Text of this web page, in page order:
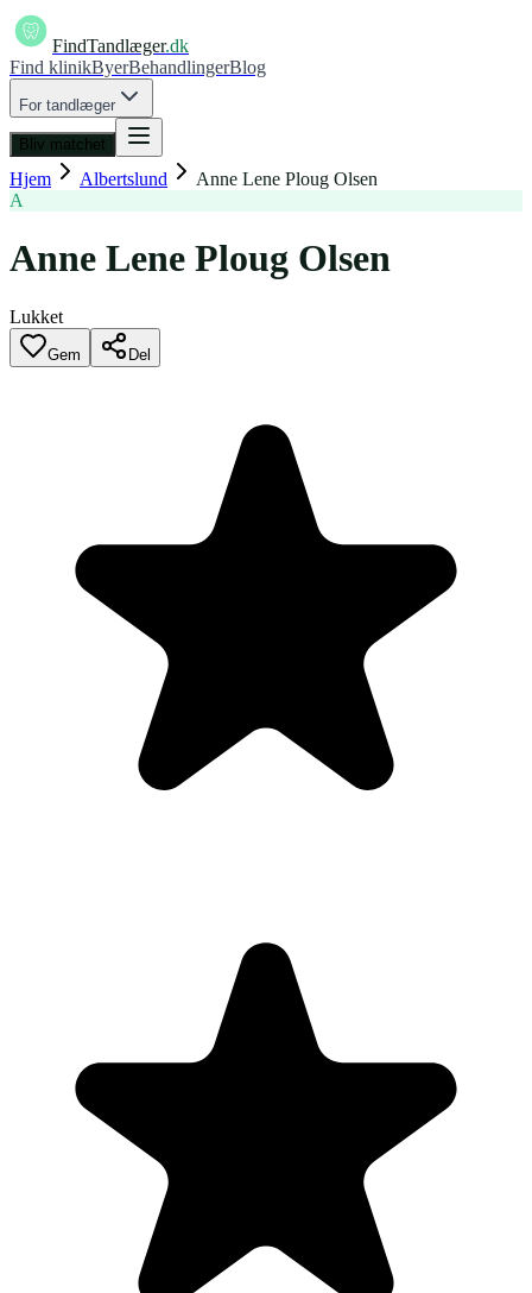
FindTandlæger.dk
Find klinikByerBehandlingerBlog
For tandlæger
Bliv matchet
Hjem Albertslund
Anne Lene Ploug Olsen
A
Anne Lene Ploug Olsen
Lukket
Gem Del